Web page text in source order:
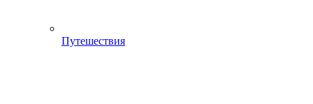
Путешествия